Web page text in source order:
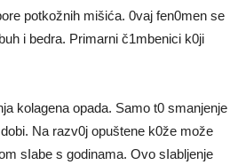
potkožnih mišića. 0vaj fen0men se
i bedra. Primarni č1mbenici k0ji
kolagena opada. Samo t0 smanjenje
Na razv0j opuštene k0že može
sIabe s godinama. Ovo sIabljenje